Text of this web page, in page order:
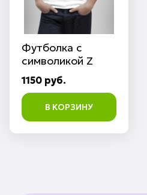
Футболка с
символикой Z
1150 руб.
В КОРЗИНУ